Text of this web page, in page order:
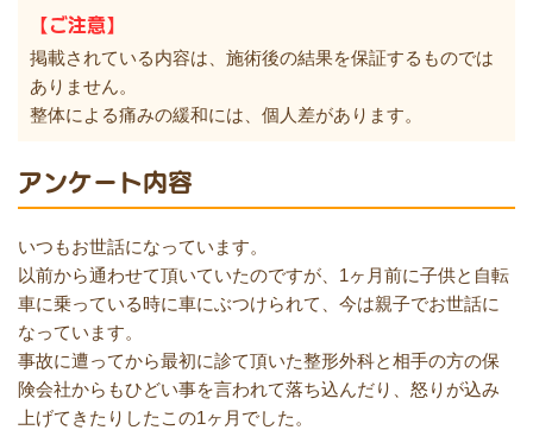
【ご注意】
掲載されている内容は、施術後の結果を保証するものでは
ありません。
整体による痛みの緩和には、個人差があります。
アンケート内容
いつもお世話になっています。
以前から通わせて頂いていたのですが、1ヶ月前に子供と自転
車に乗っている時に車にぶつけられて、今は親子でお世話に
なっています。
事故に遭ってから最初に診て頂いた整形外科と相手の方の保
険会社からもひどい事を言われて落ち込んだり、怒りが込み
上げてきたりしたこの1ヶ月でした。